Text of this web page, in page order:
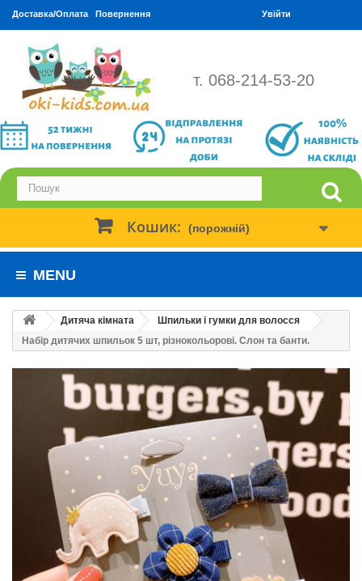
Доставка/Оплата Повернення Увійти
т. 068-214-53-20
Кошик: (порожній)
MENU
Дитяча кімната
Шпильки і гумки для волосся
Набір дитячих шпильок 5 шт, різнокольорові. Слон та банти.